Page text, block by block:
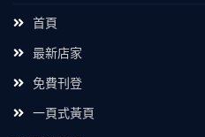
首頁
最新店家
免費刊登
一頁式黃頁